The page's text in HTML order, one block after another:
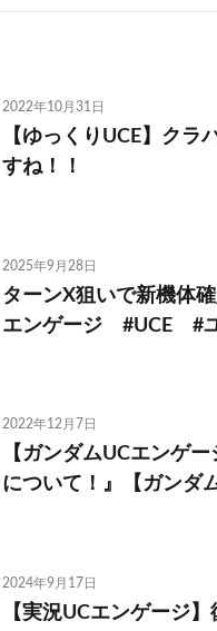
2022年10月31日
【ゆっくりUCE】ク
すね！！
2025年9月28日
ターンX狙いで新機体
エンゲージ #UCE #
2022年12月7日
【ガンダムUCエンゲ
について！』【ガンダム
2024年9月17日
【実況UCエンゲージ